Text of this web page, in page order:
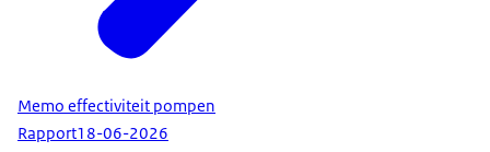
Memo effectiviteit pompen
Rapport18-06-2026